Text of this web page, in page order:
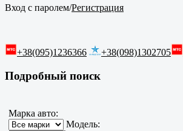
Вход с паролем/Регистрация
+38(095)1236366 +38(098)1302705
Подробный поиск
Марка авто:
Модель: